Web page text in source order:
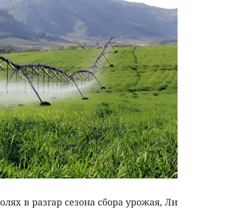
в разгар сезона сбора урожая, Ли